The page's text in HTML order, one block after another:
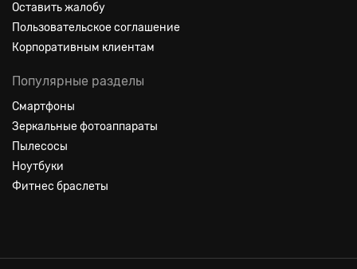
Оставить жалобу
Пользовательское соглашение
Корпоративным клиентам
Популярные разделы
Смартфоны
Зеркальные фотоаппараты
Пылесосы
Ноутбуки
Фитнес браслеты